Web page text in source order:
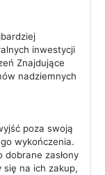
inwestycji
Znajdujące
nadziemnych
poza swoją
wykończenia.
zasłony
się na ich zakup,